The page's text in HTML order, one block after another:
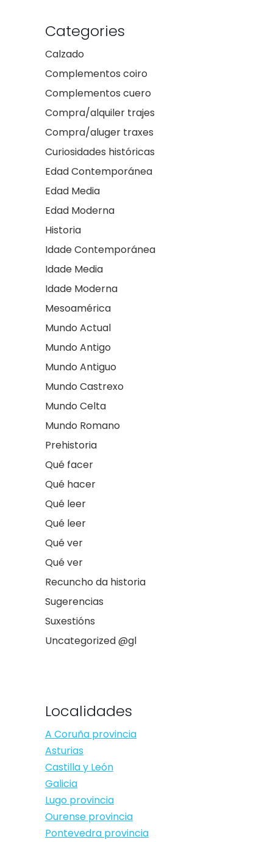
Categories
Calzado
Complementos coiro
Complementos cuero
Compra/alquiler trajes
Compra/aluger traxes
Curiosidades históricas
Edad Contemporánea
Edad Media
Edad Moderna
Historia
Idade Contemporánea
Idade Media
Idade Moderna
Mesoamérica
Mundo Actual
Mundo Antigo
Mundo Antiguo
Mundo Castrexo
Mundo Celta
Mundo Romano
Prehistoria
Qué facer
Qué hacer
Qué leer
Qué leer
Qué ver
Qué ver
Recuncho da historia
Sugerencias
Suxestións
Uncategorized @gl
Localidades
A Coruña provincia
Asturias
Castilla y León
Galicia
Lugo provincia
Ourense provincia
Pontevedra provincia